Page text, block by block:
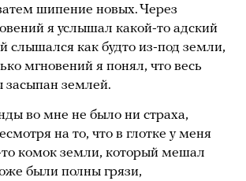
шипение новых. Через
я услышал какой-то адский
слышался как будто из-под земли,
мгновений я понял, что весь
засыпан землей.
во мне не было ни страха,
на то, что в глотке у меня
то комок земли, который мешал
были полны грязи,